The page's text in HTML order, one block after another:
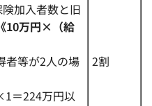
加入者数と旧
《10万円×（給
者等が2人の場
＝224万円以
2割